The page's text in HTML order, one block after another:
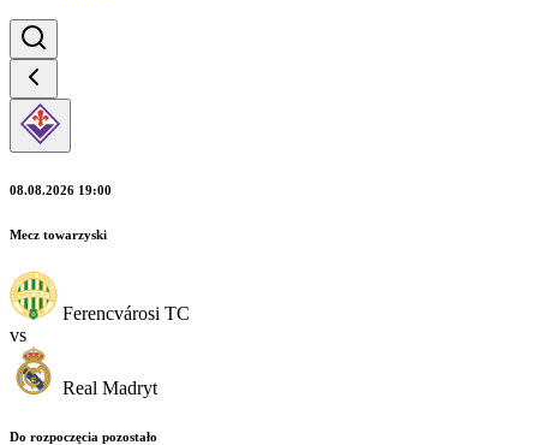
08.08.2026 19:00
Mecz towarzyski
Ferencvárosi TC
vs
Real Madryt
Do rozpoczęcia pozostało